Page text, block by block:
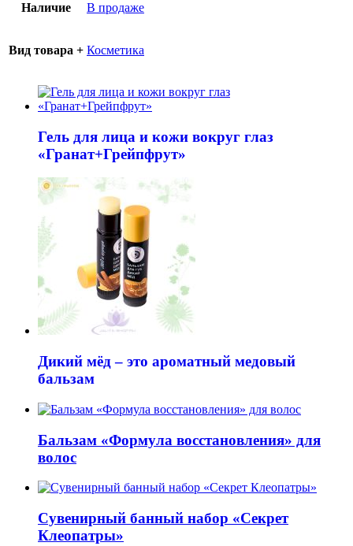
Наличие В продаже
Вид товара + Косметика
Гель для лица и кожи вокруг глаз
«Гранат+Грейпфрут»
Дикий мёд – это ароматный медовый
бальзам
Бальзам «Формула восстановления» для
волос
Сувенирный банный набор «Секрет
Клеопатры»